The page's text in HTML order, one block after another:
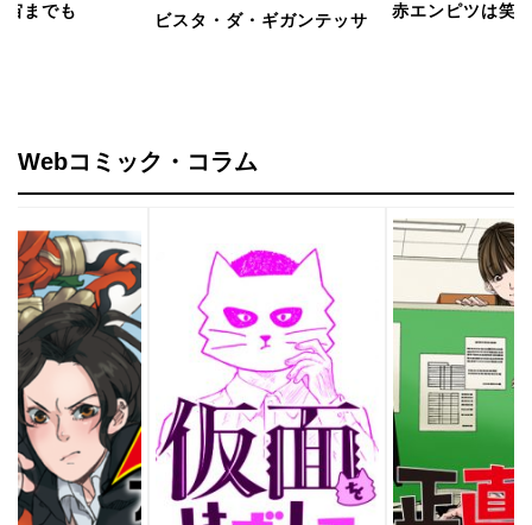
宙までも ビスタ・ダ・ギガンテッサ 赤エンピツは笑
Webコミック・コラム